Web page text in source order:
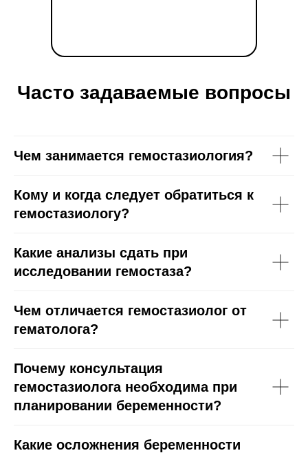
Часто задаваемые вопросы
Чем занимается гемостазиология?
Кому и когда следует обратиться к
гемостазиологу?
Какие анализы сдать при
исследовании гемостаза?
Чем отличается гемостазиолог от
гематолога?
Почему консультация
гемостазиолога необходима при
планировании беременности?
Какие осложнения беременности